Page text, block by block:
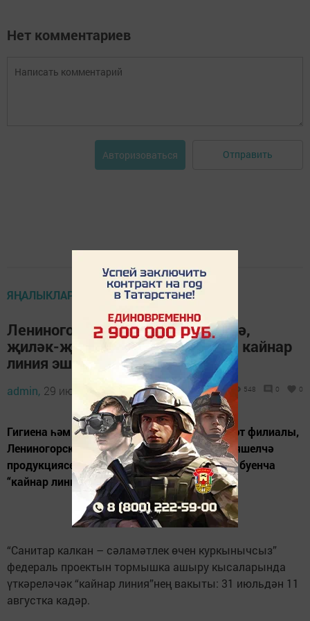
Нет комментариев
Авторизоваться Отправить
ЯҢАЛЫКЛАР
Лениногорскилылар өчен яшелчә,
җиләк-җимеш сыйфаты буенча кайнар
линия эшли башлый
admin, 29 июль 2023 - 09:05 548 0 0
Гигиена һәм эпидеомиология үзәгенең Әлмәт филиалы,
Лениногорск бүлекчәсе җиләк-җимеш һәм яшелчә
продукциясе сыйфаты, куркынычсызлыгы буенча
“кайнар линия” оештырылуын хәбәр итә.
“Санитар калкан – сәламәтлек өчен куркынычсыз”
федераль проектын тормышка ашыру кысаларында
үткәреләчәк “кайнар линия”нең вакыты: 31 июльдән 11
августка кадәр.